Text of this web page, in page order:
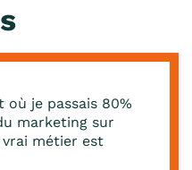
où je passais 80%
marketing sur
métier est